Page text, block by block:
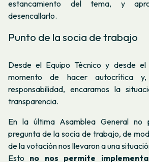
estancamiento del tema, y
desencallarlo.
Punto de la socia de trabajo
Desde el Equipo Técnico y desde
momento de hacer autocrítica
responsabilidad, encaramos la
transparencia.
En la última Asamblea General no
pregunta de la socia de trabajo, de
de la votación nos llevaron a una
Esto no nos permite